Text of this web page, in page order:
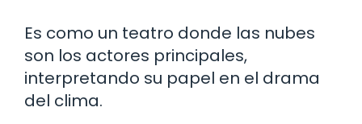
Es como un teatro donde las nubes
son los actores principales,
interpretando su papel en el drama
del clima.